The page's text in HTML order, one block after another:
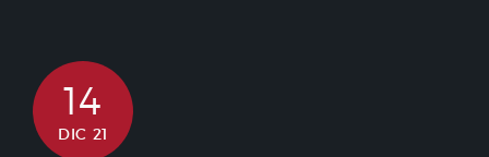
14
DIC 21